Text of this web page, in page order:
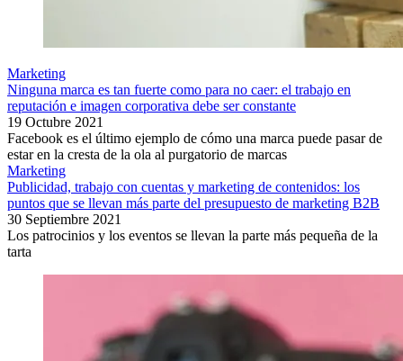
Marketing
Ninguna marca es tan fuerte como para no caer: el trabajo en
reputación e imagen corporativa debe ser constante
19 Octubre 2021
Facebook es el último ejemplo de cómo una marca puede pasar de
estar en la cresta de la ola al purgatorio de marcas
Marketing
Publicidad, trabajo con cuentas y marketing de contenidos: los
puntos que se llevan más parte del presupuesto de marketing B2B
30 Septiembre 2021
Los patrocinios y los eventos se llevan la parte más pequeña de la
tarta